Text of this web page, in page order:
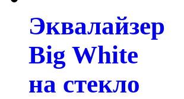
Эквалайзер
Big White
на стекло